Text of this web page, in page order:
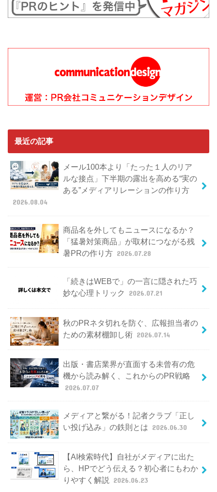
最近の記事
メール100本より「たった１人のリア
ルな接点」下半期の露出を高める“実の
ある”メディアリレーションの作り方
2026.08.04
商品名を外してもニュースになるか？
「猛暑対策商品」が取材につながる残
暑PRの作り方 2026.07.28
「続きはWEBで」の一言に隠された巧
妙な心理トリック
2026.07.21
秋のPRネタ切れを防ぐ、広報担当者の
ための素材棚卸し術 2026.07.14
出版・書店業界が直面する未曾有の危
機から読み解く、これからのPR戦略
2026.07.07
メディアと繋がる！記者クラブ「正し
い投げ込み」の鉄則とは 2026.06.30
【AI検索時代】自社がメディアに出た
ら、HPでどう伝える？初心者にもわか
りやすく解説
2026.06.23